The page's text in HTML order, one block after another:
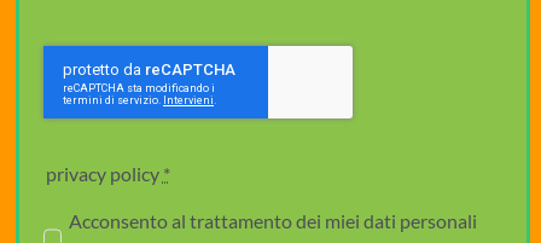
privacy policy *
Acconsento al trattamento dei miei dati personali